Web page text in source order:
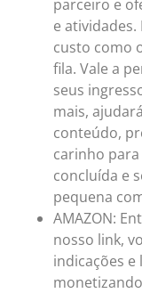
parceiro e
e atividades.
custo como
fila. Vale a
seus
mais,
conteúdo,
carinho
concluída e
pequena
AMAZON:
nosso link,
indicações e